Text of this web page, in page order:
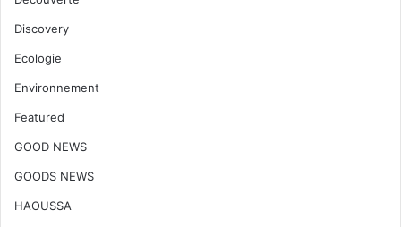
Discovery
Ecologie
Environnement
Featured
GOOD NEWS
GOODS NEWS
HAOUSSA